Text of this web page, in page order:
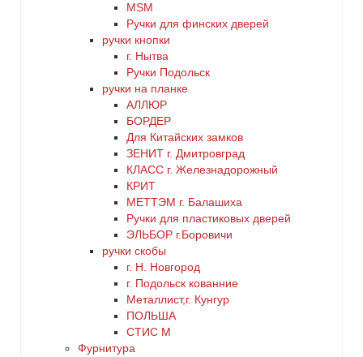
MSM
Ручки для финских дверей
ручки кнопки
г. Нытва
Ручки Подольск
ручки на планке
АЛЛЮР
БОРДЕР
Для Китайских замков
ЗЕНИТ г. Дмитровград
КЛАСС г. Железнадорожный
КРИТ
МЕТТЭМ г. Балашиха
Ручки для пластиковых дверей
ЭЛЬБОР г.Боровичи
ручки скобы
г. Н. Новгород
г. Подольск кованние
Металлист,г. Кунгур
ПОЛЬША
СТИС М
Фурнитура